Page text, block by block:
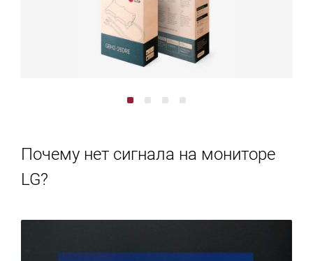
Почему нет сигнала на мониторе
LG?